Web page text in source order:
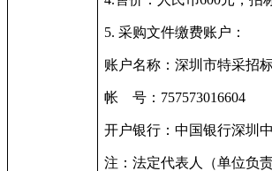
5. 采购文件缴费账户：
账户名称：深圳市特采招
帐 号： 757573016604
开户银行：中国银行深圳
注：法定代表人（单位负